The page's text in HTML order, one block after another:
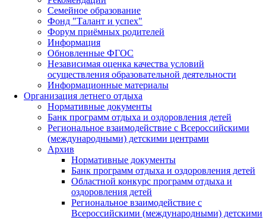
Семейное образование
Фонд "Талант и успех"
Форум приёмных родителей
Информация
Обновленные ФГОС
Независимая оценка качества условий
осуществления образовательной деятельности
Информационные материалы
Организация летнего отдыха
Нормативные документы
Банк программ отдыха и оздоровления детей
Региональное взаимодействие с Всероссийскими
(международными) детскими центрами
Архив
Нормативные документы
Банк программ отдыха и оздоровления детей
Областной конкурс программ отдыха и
оздоровления детей
Региональное взаимодействие с
Всероссийскими (международными) детскими